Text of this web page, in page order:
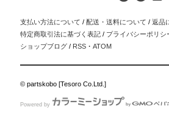
支払い方法について / 配送・送料について / 返品
特定商取引法に基づく表記 / プライバシーポリシ
ショップブログ / RSS ・ATOM
© partskobo [Tesoro Co.Ltd.]
Powered by